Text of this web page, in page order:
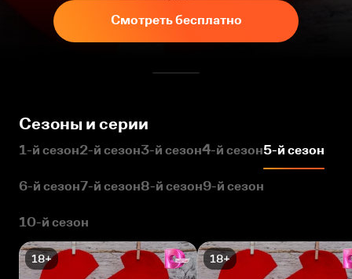
Смотреть бесплатно
Сезоны и серии
1-й сезон2-й сезон3-й сезон4-й сезон5-й сезон
6-й сезон7-й сезон8-й сезон9-й сезон
10-й сезон
18+ 18+